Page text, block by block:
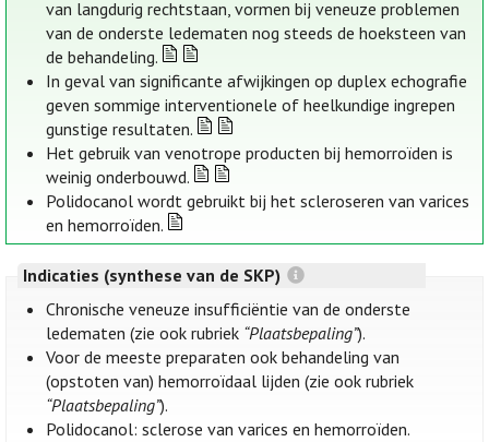
van langdurig rechtstaan, vormen bij veneuze problemen
van de onderste ledematen nog steeds de hoeksteen van
de behandeling.
In geval van significante afwijkingen op duplex echografie
geven sommige interventionele of heelkundige ingrepen
gunstige resultaten.
Het gebruik van venotrope producten bij hemorroïden is
weinig onderbouwd.
Polidocanol wordt gebruikt bij het scleroseren van varices
en hemorroïden.
Indicaties (synthese van de SKP)
Chronische veneuze insufficiëntie van de onderste
ledematen (zie ook rubriek “Plaatsbepaling”).
Voor de meeste preparaten ook behandeling van
(opstoten van) hemorroïdaal lijden (zie ook rubriek
“Plaatsbepaling”).
Polidocanol: sclerose van varices en hemorroïden.